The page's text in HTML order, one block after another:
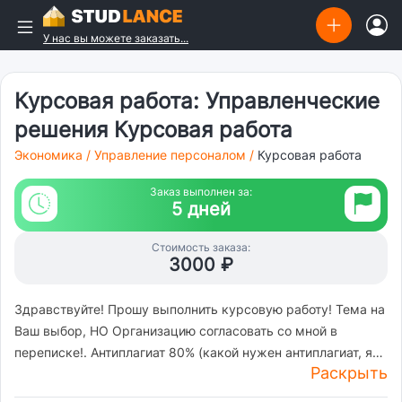
У нас вы можете заказать...
Курсовая работа: Управленческие
решения Курсовая работа
Экономика / Управление персоналом / Курсовая работа
Заказ выполнен за:
5 дней
Стоимость заказа:
3000 ₽
Здравствуйте! Прошу выполнить курсовую работу! Тема на
Ваш выбор, НО Организацию согласовать со мной в
переписке!. Антиплагиат 80% (какой нужен антиплагиат, я
не знаю, поэтому на ваш выбор). Особое внимание на
оформление.(Еще уточню помимо прилагаемых
Раскрыть